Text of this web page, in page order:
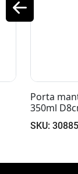
em vidro